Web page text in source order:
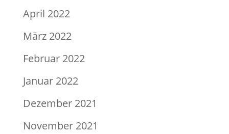
April 2022
März 2022
Februar 2022
Januar 2022
Dezember 2021
November 2021